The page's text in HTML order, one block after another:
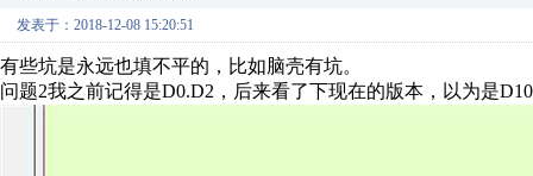
发表于：2018-12-08 15:20:51
有些坑是永远也填不平的，比如脑壳有坑。
问题2我之前记得是D0.D2，后来看了下现在的版本，以为是